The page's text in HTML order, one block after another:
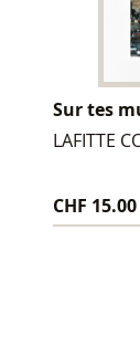
Sur tes
LAFITTE
CHF 15.00